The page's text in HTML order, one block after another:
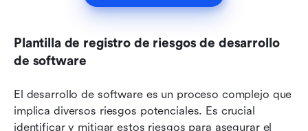
Plantilla de registro de riesgos de desarrollo
de software
El desarrollo de software es un proceso complejo que
implica diversos riesgos potenciales. Es crucial
identificar y mitigar estos riesgos para asegurar el